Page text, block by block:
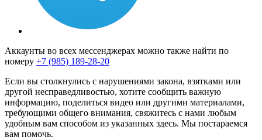
Аккаунты во всех мессенджерах можно также найти по
номеру +7 (985) 189-28-20
Если вы столкнулись с нарушениями закона, взятками или
другой несправедливостью, хотите сообщить важную
информацию, поделиться видео или другими материалами,
требующими общего внимания, свяжитесь с нами любым
удобным вам способом из указанных здесь. Мы постараемся
вам помочь.